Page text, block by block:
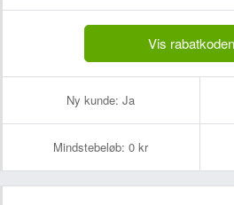
Vis rabatkoden
Ny kunde: Ja
Mindstebeløb: 0 kr